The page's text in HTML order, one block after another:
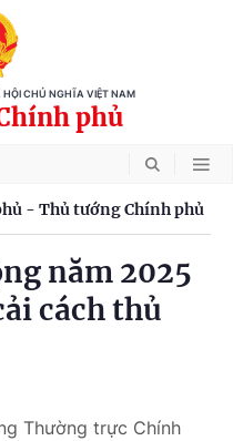
CHỦ NGHĨA VIỆT NAM
phủ
- Thủ tướng Chính phủ
năm 2025
cách thủ
Thường trực Chính